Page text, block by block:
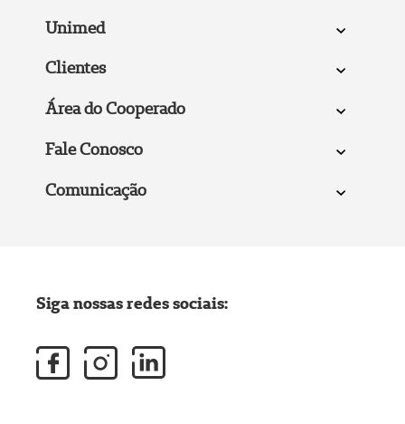
Unimed
Clientes
Área do Cooperado
Fale Conosco
Comunicação
Siga nossas redes sociais: